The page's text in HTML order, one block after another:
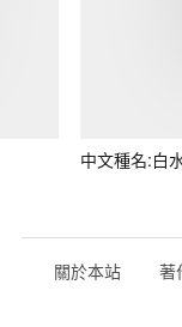
中文種名:白
關於本站 著